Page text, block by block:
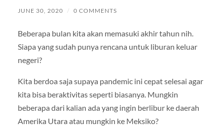
JUNE 30, 2020 / 0 COMMENTS
Beberapa bulan kita akan memasuki akhir tahun nih.
Siapa yang sudah punya rencana untuk liburan keluar
negeri?
Kita berdoa saja supaya pandemic ini cepat selesai agar
kita bisa beraktivitas seperti biasanya. Mungkin
beberapa dari kalian ada yang ingin berlibur ke daerah
Amerika Utara atau mungkin ke Meksiko?